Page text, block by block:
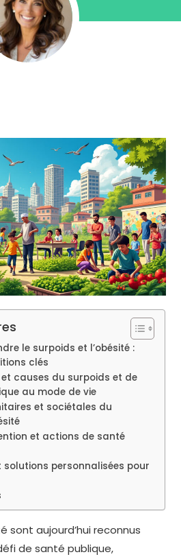
le surpoids et l’obésité :
clés
causes du surpoids et de
au mode de vie
et sociétales du
et actions de santé
solutions personnalisées pour
sont aujourd’hui reconnus
de santé publique,